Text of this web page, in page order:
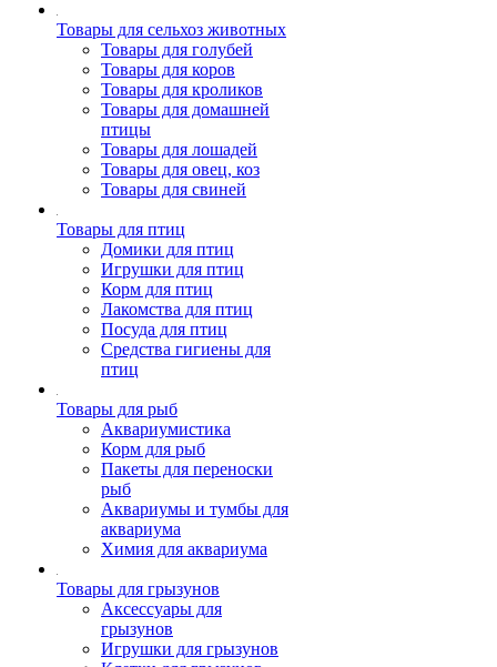
Товары для сельхоз животных
Товары для голубей
Товары для коров
Товары для кроликов
Товары для домашней
птицы
Товары для лошадей
Товары для овец, коз
Товары для свиней
Товары для птиц
Домики для птиц
Игрушки для птиц
Корм для птиц
Лакомства для птиц
Посуда для птиц
Средства гигиены для
птиц
Товары для рыб
Аквариумистика
Корм для рыб
Пакеты для переноски
рыб
Аквариумы и тумбы для
аквариума
Химия для аквариума
Товары для грызунов
Аксессуары для
грызунов
Игрушки для грызунов